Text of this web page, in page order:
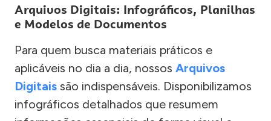
Arquivos Digitais: Infográficos, Planilhas
e Modelos de Documentos
Para quem busca materiais práticos e
aplicáveis no dia a dia, nossos Arquivos
Digitais são indispensáveis. Disponibilizamos
infográficos detalhados que resumem